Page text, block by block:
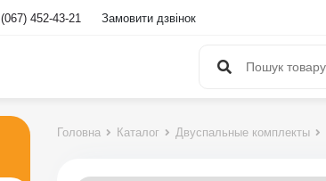
(067) 452-43-21 Замовити дзвінок
Головна Каталог Двуспальные комплекты